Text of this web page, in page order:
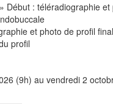
Début : téléradiographie
et photo de profil
profil
(9h) au vendredi 2